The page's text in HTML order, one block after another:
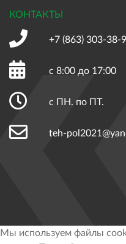
КОНТАКТЫ
+7 (863) 303-38-
с 8:00 до 17:00
с ПН. по ПТ.
teh-
Мы используем файлы